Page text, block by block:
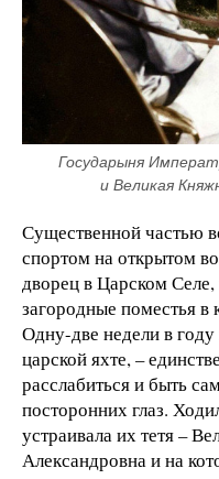
Государыня
и Великая
Существенной частью
спортом на открытом
дворец в Царском
загородные поместья в
Одну-две недели в
царской яхте, –
расслабиться и быть
посторонних глаз.
устраивала их тетя –
Александровна и на